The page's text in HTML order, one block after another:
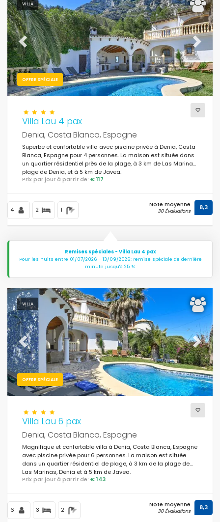
VILLA
OFFRE SPÉCIALE
Previous Next
Villa Lau 4 pax
Denia, Costa Blanca, Espagne
Superbe et confortable villa avec piscine privée à Denia, Costa
Blanca, Espagne pour 4 personnes. La maison est située dans
un quartier résidentiel près de la plage, à 3 km de Las Marinas,
plage de Denia, et à 5 km de Javea.
Prix par jour à partir de: € 117
4 2 1
Note moyenne
30 Évaluations 8,3
Remises spéciales - Villa Lau 4 pax
Pour les nuits entre 01/07/2026 - 13/09/2026: remise spéciale de dernière
minute jusqu'à 25 %.
VILLA
OFFRE SPÉCIALE
Previous Next
Villa Lau 6 pax
Denia, Costa Blanca, Espagne
Magnifique et confortable villa à Denia, Costa Blanca, Espagne
avec piscine privée pour 6 personnes. La maison est située
dans un quartier résidentiel de plage, à 3 km de la plage de
Las Marinas, Denia et à 5 km de Javea.
Prix par jour à partir de: € 143
6 3 2
Note moyenne
30 Évaluations 8,3